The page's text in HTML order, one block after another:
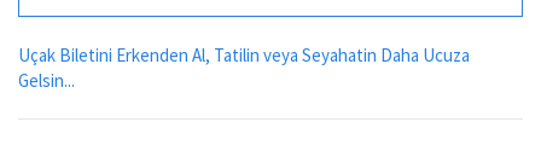
Uçak Biletini Erkenden Al, Tatilin veya Seyahatin Daha Ucuza
Gelsin...